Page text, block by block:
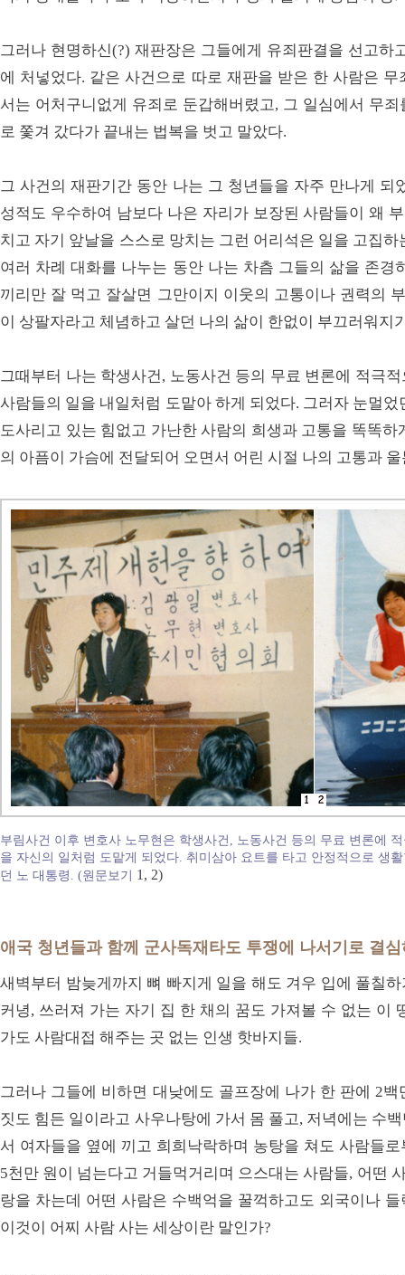
그러나 현명하신(?) 재판장은 그들에게 유죄판결을 선고하
에 처넣었다. 같은 사건으로 따로 재판을 받은 한 사람은
서는 어처구니없게 유죄로 둔갑해버렸고, 그 일심에서 무
로 쫓겨 갔다가 끝내는 법복을 벗고 말았다.
그 사건의 재판기간 동안 나는 그 청년들을 자주 만나게 되
성적도 우수하여 남보다 나은 자리가 보장된 사람들이 왜
치고 자기 앞날을 스스로 망치는 그런 어리석은 일을 고집
여러 차례 대화를 나누는 동안 나는 차츰 그들의 삶을 존경
끼리만 잘 먹고 잘살면 그만이지 이웃의 고통이나 권력의
이 상팔자라고 체념하고 살던 나의 삶이 한없이 부끄러워지
그때부터 나는 학생사건, 노동사건 등의 무료 변론에 적극
사람들의 일을 내일처럼 도맡아 하게 되었다. 그러자 눈멀
도사리고 있는 힘없고 가난한 사람의 희생과 고통을 똑똑
의 아픔이 가슴에 전달되어 오면서 어린 시절 나의 고통과
부림사건 이후 변호사 노무현은 학생사건, 노동사건 등의 무료 변론에
을 자신의 일처럼 도맡게 되었다. 취미삼아 요트를 타고 안정적으로 생
던 노 대통령. (원문보기 1, 2)
애국 청년들과 함께 군사독재타도 투쟁에 나서기로 결심
새벽부터 밤늦게까지 뼈 빠지게 일을 해도 겨우 입에 풀칠
커녕, 쓰러져 가는 자기 집 한 채의 꿈도 가져볼 수 없는 이
가도 사람대접 해주는 곳 없는 인생 핫바지들.
그러나 그들에 비하면 대낮에도 골프장에 나가 한 판에 2
짓도 힘든 일이라고 사우나탕에 가서 몸 풀고, 저녁에는 수
서 여자들을 옆에 끼고 희희낙락하며 농탕을 쳐도 사람들
5천만 원이 넘는다고 거들먹거리며 으스대는 사람들, 어떤
랑을 차는데 어떤 사람은 수백억을 꿀꺽하고도 외국이나
이것이 어찌 사람 사는 세상이란 말인가?